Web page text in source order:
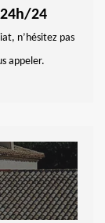
24h/24
n’hésitez pas
appeler.